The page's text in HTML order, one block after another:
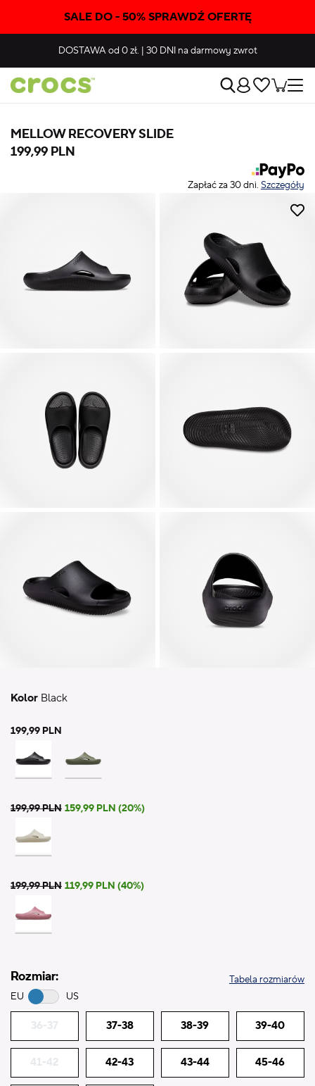
SALE DO - 50% SPRAWDŹ OFERTĘ
DOSTAWAod 0 zł. | 30 DNIna darmowy zwrot
MELLOW RECOVERY SLIDE
199,99 PLN
Zapłać za 30 dni. Szczegóły
Kolor Black
199,99 PLN
199,99 PLN 159,99 PLN (20%)
199,99 PLN 119,99 PLN (40%)
Rozmiar:
EU US
Tabela rozmiarów
36-37 37-38 38-39 39-40
41-42 42-43 43-44 45-46